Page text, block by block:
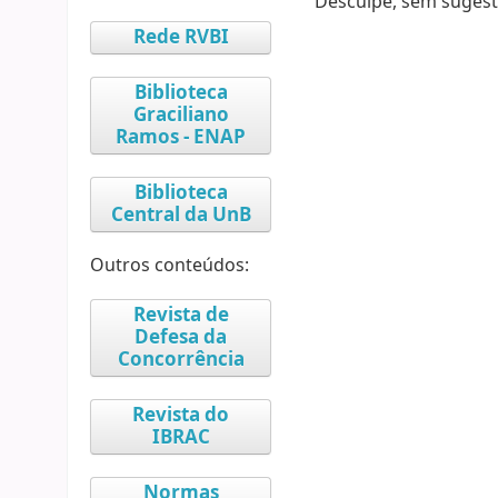
Rede RVBI
Biblioteca
Graciliano
Ramos - ENAP
Biblioteca
Central da UnB
Outros conteúdos:
Revista de
Defesa da
Concorrência
Revista do
IBRAC